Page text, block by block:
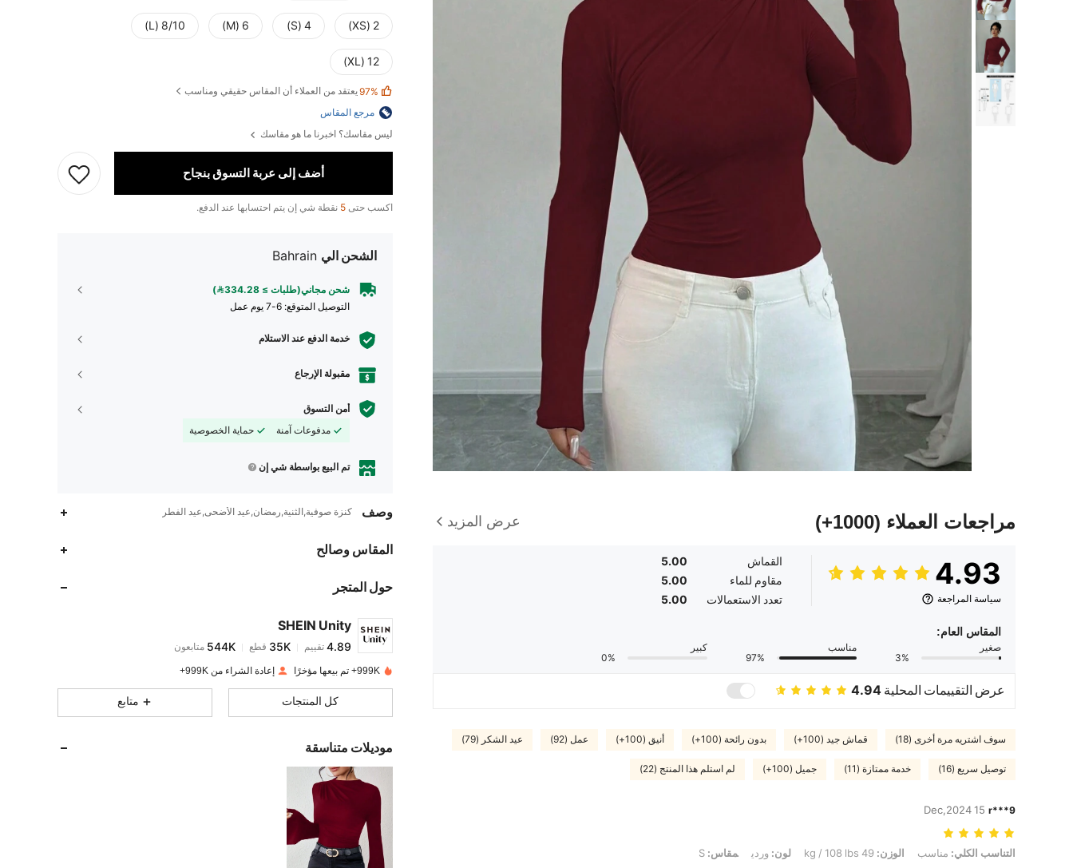
مراجعات العملاء (1000+) عرض المزيد
4.93
سياسة المراجعة
القماش
5.00
مقاوم للماء
5.00
تعدد الاستعمالات
5.00
المقاس العام:
صغير
3%
مناسب
97%
كبير
0%
عرض التقييمات المحلية 4.94
سوف اشتريه مرة أخرى (18) قماش جيد (100+) بدون رائحة (100+) أنيق (100+) عمل (92) عيد الشكر (79)
توصيل سريع (16) خدمة ممتازة (11) جميل (100+) لم استلم هذا المنتج (22)
r***9
15 Dec,2024
التناسب الكلي: مناسب, الوزن: 49 kg / 108 lbs, لون: وردي, مقاس: S
التناسب الكلي: مناسب الوزن: لون: وردي مقاس:
2 (XS)
4 (S)
6 (M)
8/10 (L)
12 (XL)
97%يعتقد من العملاء أن المقاس حقيقي ومناسب
مرجع المقاس
ليس مقاسك؟ اخبرنا ما هو مقاسك
أضف إلى عربة التسوق بنجاح
اكسب حتى 5 نقطة شي إن يتم احتسابها عند الدفع.
الشحن الي Bahrain
شحن مجاني(طلبات ≥ 334.28)
التوصيل المتوقع: 6-7 يوم عمل
خدمة الدفع عند الاستلام
مقبولة الإرجاع
أمن التسوق
مدفوعات آمنة
حماية الخصوصية
تم البيع بواسطة شي إن
وصف كنزة صوفية,الثنية,رمضان,عيد الأضحى,عيد الفطر
المقاس وصالح
حول المتجر
SHEIN Unity
4.89
4.89
A***3 تم دفعمنذ 1 يوم
4.89
999K+ تم بيعها مؤخرًا إعادة الشراء من 999K+
كل المنتجات متابع
موديلات متناسقة